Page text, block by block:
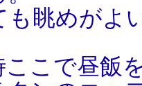
も眺めがよ
ここで昼飯